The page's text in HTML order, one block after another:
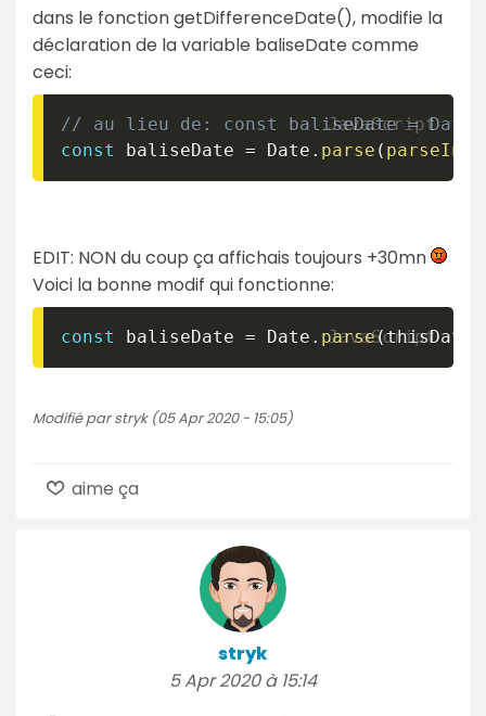
dans le fonction getDifferenceDate(), modifie la
déclaration de la variable baliseDate comme
ceci:
// au lieu de: const baliseDate =
const
baliseDate = Date . parse ( parseInt
EDIT: NON du coup ça affichais toujours +30mn
Voici la bonne modif qui fonctionne:
const baliseDate = Date . parse(thisDate
Modifié par stryk (05 Apr 2020 - 15:05)
aime ça
stryk
5 Apr 2020 à 15:14